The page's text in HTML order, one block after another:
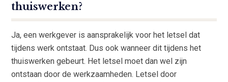
thuiswerken?
Ja, een werkgever is aansprakelijk voor het letsel dat
tijdens werk ontstaat. Dus ook wanneer dit tijdens het
thuiswerken gebeurt. Het letsel moet dan wel zijn
ontstaan door de werkzaamheden. Letsel door